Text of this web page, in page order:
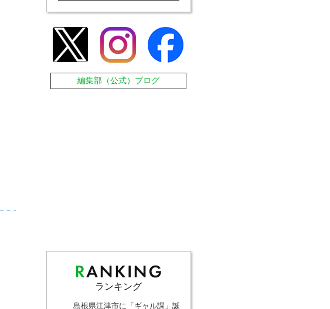
編集部（公式）ブログ
ランキング
島根県江津市に「ギャル課」誕